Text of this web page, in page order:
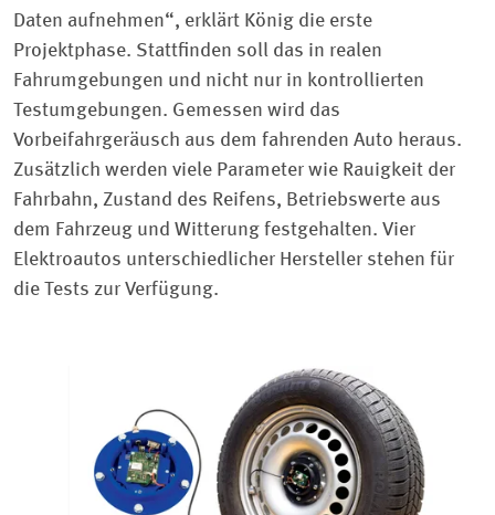
Daten aufnehmen“, erklärt König die erste
Projektphase. Stattfinden soll das in realen
Fahrumgebungen und nicht nur in kontrollierten
Testumgebungen. Gemessen wird das
Vorbeifahrgeräusch aus dem fahrenden Auto heraus.
Zusätzlich werden viele Parameter wie Rauigkeit der
Fahrbahn, Zustand des Reifens, Betriebswerte aus
dem Fahrzeug und Witterung festgehalten. Vier
Elektroautos unterschiedlicher Hersteller stehen für
die Tests zur Verfügung.